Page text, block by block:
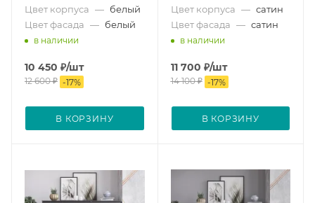
Цвет корпуса — белый
Цвет фасада — белый
в наличии
10 450 ₽/шт
12 600₽ -17%
В КОРЗИНУ
Цвет корпуса — сатин
Цвет фасада — сатин
в наличии
11 700 ₽/шт
14 100₽ -17%
В КОРЗИНУ